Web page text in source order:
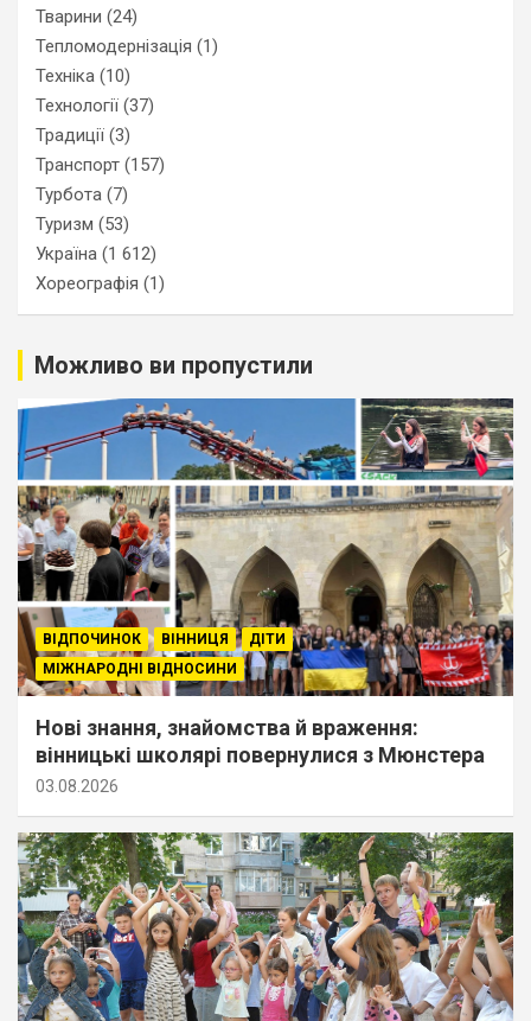
Тварини (24)
Тепломодернізація (1)
Техніка (10)
Технології (37)
Традиції (3)
Транспорт (157)
Турбота (7)
Туризм (53)
Україна (1 612)
Хореографія (1)
Можливо ви пропустили
ВІДПОЧИНОК ВІННИЦЯ
ДІТИ
МІЖНАРОДНІ ВІДНОСИНИ
Нові знання, знайомства й враження:
вінницькі школярі повернулися з Мюнстера
03.08.2026